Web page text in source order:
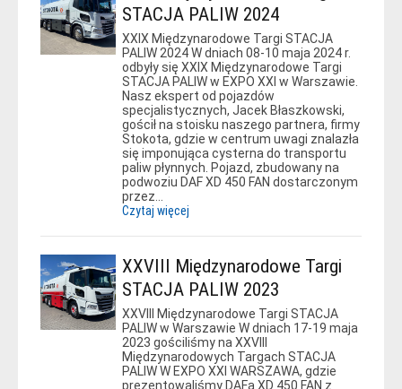
STACJA PALIW 2024
XXIX Międzynarodowe Targi STACJA
PALIW 2024 W dniach 08-10 maja 2024 r.
odbyły się XXIX Międzynarodowe Targi
STACJA PALIW w EXPO XXI w Warszawie.
Nasz ekspert od pojazdów
specjalistycznych, Jacek Błaszkowski,
gościł na stoisku naszego partnera, firmy
Stokota, gdzie w centrum uwagi znalazła
się imponująca cysterna do transportu
paliw płynnych. Pojazd, zbudowany na
podwoziu DAF XD 450 FAN dostarczonym
przez…
Czytaj więcej
XXVIII Międzynarodowe Targi
STACJA PALIW 2023
XXVIII Międzynarodowe Targi STACJA
PALIW w Warszawie W dniach 17-19 maja
2023 gościliśmy na XXVIII
Międzynarodowych Targach STACJA
PALIW W EXPO XXI WARSZAWA, gdzie
prezentowaliśmy DAFa XD 450 FAN z